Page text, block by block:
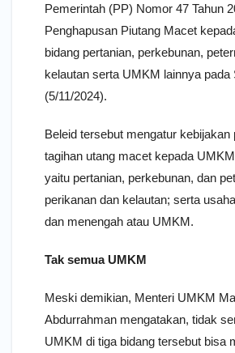
Pemerintah (PP) Nomor 47 Tahun
Penghapusan Piutang Macet
bidang pertanian, perkebunan,
kelautan serta UMKM lainnya pada
(5/11/2024).
Beleid tersebut mengatur kebijakan
tagihan utang macet kepada
yaitu pertanian, perkebunan, dan
perikanan dan kelautan; serta
dan menengah atau UMKM.
Tak semua UMKM
Meski demikian, Menteri UMKM
Abdurrahman mengatakan, tidak
UMKM di tiga bidang tersebut bisa